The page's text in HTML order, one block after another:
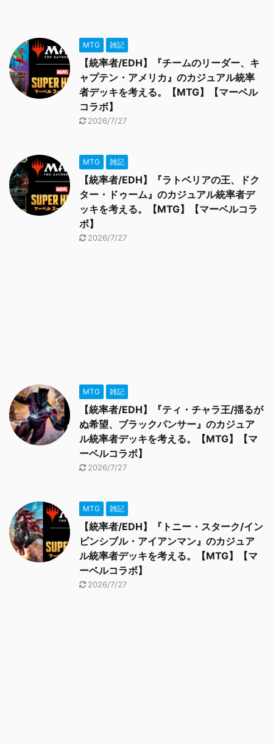
MTG 雑記
【統率者/EDH】『チームのリーダー、キ
ャプテン・アメリカ』のカジュアル統率
者デッキを考える。【MTG】【マーベル
コラボ】
2026/7/27
MTG 雑記
【統率者/EDH】『ラトベリアの王、ドク
ター・ドゥーム』のカジュアル統率者デ
ッキを考える。【MTG】【マーベルコラ
ボ】
2026/7/27
MTG 雑記
【統率者/EDH】『ティ・チャラ王/揺るが
ぬ希望、ブラックパンサー』のカジュア
ル統率者デッキを考える。【MTG】【マ
ーベルコラボ】
2026/7/27
MTG 雑記
【統率者/EDH】『トニー・スターク/イン
ビンシブル・アイアンマン』のカジュア
ル統率者デッキを考える。【MTG】【マ
ーベルコラボ】
2026/7/27